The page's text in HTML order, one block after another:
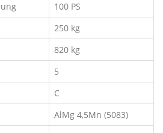
100 PS
250 kg
820 kg
5
C
AlMg 4,5Mn (5083)